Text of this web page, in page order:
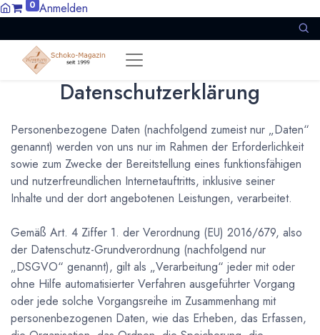
0 Anmelden
Datenschutzerklärung
Personenbezogene Daten (nachfolgend zumeist nur „Daten“
genannt) werden von uns nur im Rahmen der Erforderlichkeit
sowie zum Zwecke der Bereitstellung eines funktionsfähigen
und nutzerfreundlichen Internetauftritts, inklusive seiner
Inhalte und der dort angebotenen Leistungen, verarbeitet.
Gemäß Art. 4 Ziffer 1. der Verordnung (EU) 2016/679, also
der Datenschutz-Grundverordnung (nachfolgend nur
„DSGVO“ genannt), gilt als „Verarbeitung“ jeder mit oder
ohne Hilfe automatisierter Verfahren ausgeführter Vorgang
oder jede solche Vorgangsreihe im Zusammenhang mit
personenbezogenen Daten, wie das Erheben, das Erfassen,